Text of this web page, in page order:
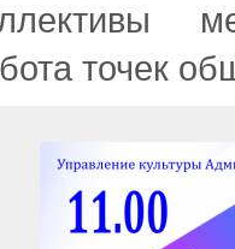
точек